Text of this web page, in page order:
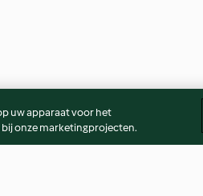
uw apparaat voor het
onze marketingprojecten.